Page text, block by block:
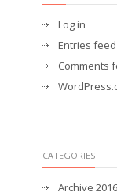
Log in
Entries feed
Comments
CATEGORIES
Archive 2016